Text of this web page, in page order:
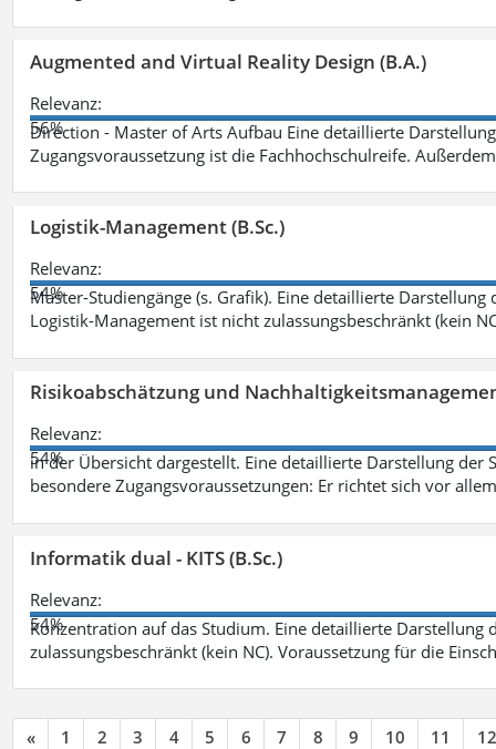
Augmented and Virtual Reality Design (B.A.)
Relevanz:
56%
Direction - Master of Arts Aufbau Eine detaillierte
Zugangsvoraussetzung ist die Fachhochschulreife.
Logistik-Management (B.Sc.)
Relevanz:
54%
Master-Studiengänge (s. Grafik). Eine detaillierte
Logistik-Management ist nicht zulassungsbeschränkt (kein
Risikoabschätzung und
Relevanz:
54%
in der Übersicht dargestellt. Eine detaillierte Darstellung der
besondere Zugangsvoraussetzungen: Er richtet sich vor
Informatik dual - KITS (B.Sc.)
Relevanz:
54%
Konzentration auf das Studium. Eine detaillierte
zulassungsbeschränkt (kein NC). Voraussetzung für die
« 1 2 3 4 5 6 7 8 9 10 11 12